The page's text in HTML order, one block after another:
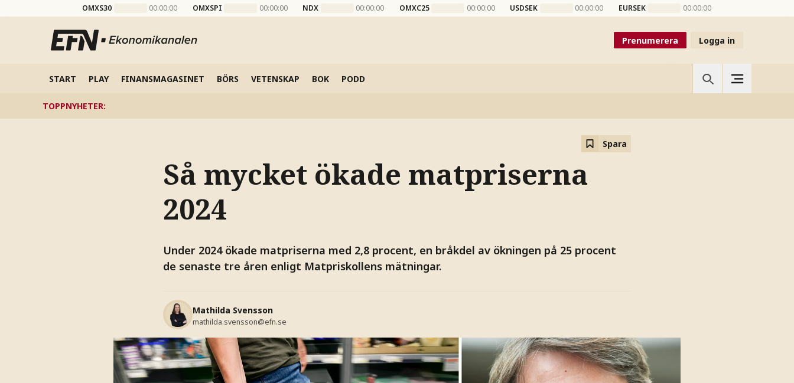
OMXS30 00:00:00 OMXSPI 00:00:00 NDX 00:00:00 OMXC25 00:00:00 USDSEK 00:00:00 EURSEK 00:00:00
Prenumerera Logga in
START PLAY FINANSMAGASINET BÖRS VETENSKAP BOK PODD
TOPPNYHETER:
Spara
Så mycket ökade matpriserna
2024
Under 2024 ökade matpriserna med 2,8 procent, en bråkdel av ökningen på 25 procent
de senaste tre åren enligt Matpriskollens mätningar.
Mathilda Svensson
mathilda.svensson@efn.se